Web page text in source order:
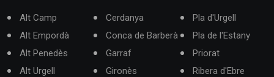
Alt Camp
Alt Empordà
Alt Penedès
Alt Urgell
Cerdanya
Conca de Barberà
Garraf
Gironès
Pla d'Urgell
Pla de l'Estany
Priorat
Ribera d'Ebre